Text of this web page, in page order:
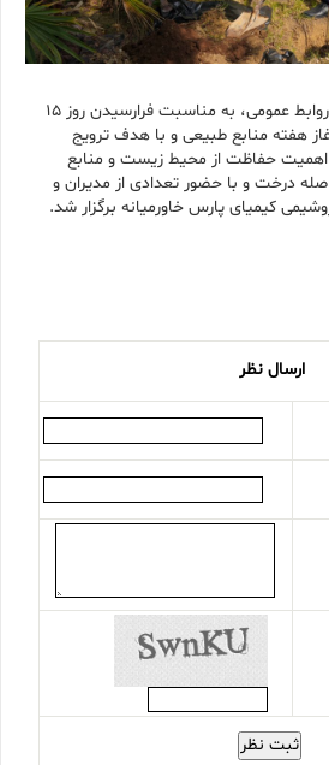
به گزارش پتروچی به نقل از روابط عمومی، به مناسبت فرارسیدن روز 15
هفته منابع طبیعی و با هدف ترویج
اهمیت حفاظت از محیط زیست و منابع
درخت و با حضور تعدادی از مدیران و
کیمیای پارس خاورمیانه برگزار شد.
ارسال نظر
ثبت نظر